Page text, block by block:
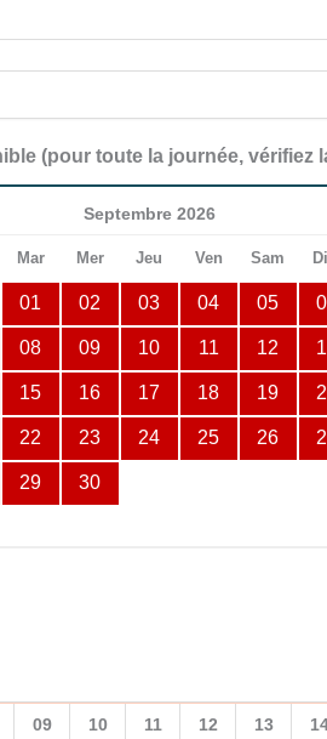
(pour toute la journée, vérifiez
Septembre 2026
Mar Mer Jeu Ven Sam
01 02 03 04 05
08 09 10 11 12
15 16 17 18 19
22 23 24 25 26
29 30
09 10 11 12 13